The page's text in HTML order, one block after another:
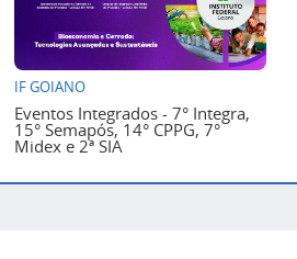
IF GOIANO
Eventos Integrados - 7° Integra,
15° Semapós, 14° CPPG, 7°
Midex e 2ª SIA